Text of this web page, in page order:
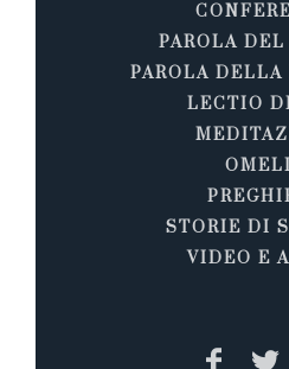
PAROLA
PAROLA
LECTIO
STORIE DI
VIDEO E